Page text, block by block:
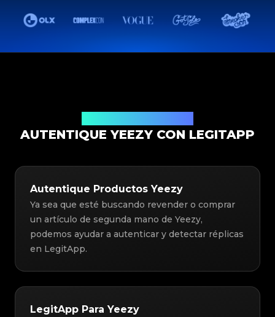
AUTENTIQUE YEEZY CON LEGITAPP
Autentique Productos Yeezy
Ya sea que esté buscando revender o comprar
un artículo de segunda mano de Yeezy,
podemos ayudar a autenticar y detectar réplicas
en LegitApp.
LegitApp Para Yeezy